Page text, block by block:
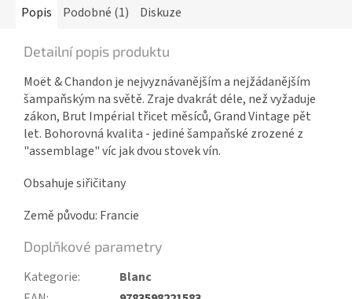
Popis Podobné (1) Diskuze
Detailní popis produktu
Moët & Chandon je nejvyznávanějším a nejžádanějším
šampaňským na světě. Zraje dvakrát déle, než vyžaduje
zákon, Brut Impérial třicet měsíců, Grand Vintage pět
let. Bohorovná kvalita - jediné šampaňské zrozené z
"assemblage" víc jak dvou stovek vín.
Obsahuje siřičitany
Země původu: Francie
Doplňkové parametry
Kategorie:
Blanc